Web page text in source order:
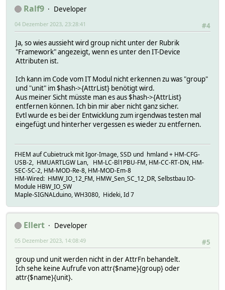
Ralf9
Developer
#4
04 Dezember 2023, 23:28:41
Ja, so wies aussieht wird group nicht unter der Rubrik
"Framework" angezeigt, wenn es unter den IT-Device
Attributen ist.
Ich kann im Code vom IT Modul nicht erkennen zu was "group"
und "unit" im $hash->{AttrList} benötigt wird.
Aus meiner Sicht müsste man es aus $hash->{AttrList}
entfernen können. Ich bin mir aber nicht ganz sicher.
Evtl wurde es bei der Entwicklung zum irgendwas testen mal
eingefügt und hinterher vergessen es wieder zu entfernen.
FHEM auf Cubietruck mit Igor-Image, SSD und hmland + HM-CFG-
USB-2, HMUARTLGW Lan, HM-LC-Bl1PBU-FM, HM-CC-RT-DN, HM-
SEC-SC-2, HM-MOD-Re-8, HM-MOD-Em-8
HM-Wired: HMW_IO_12_FM, HMW_Sen_SC_12_DR, Selbstbau IO-
Module HBW_IO_SW
Maple-SIGNALduino, WH3080, Hideki, Id 7
Ellert
Developer
#5
05 Dezember 2023, 14:08:49
group und unit werden nicht in der AttrFn behandelt.
Ich sehe keine Aufrufe von attr{$name}{group} oder
attr{$name}{unit}.